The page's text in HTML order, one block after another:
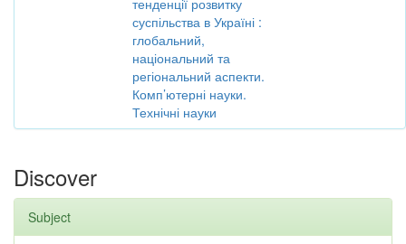
тенденції розвитку
суспільства в Україні :
глобальний,
національний та
регіональний аспекти.
Комп’ютерні науки.
Технічні науки
Discover
Subject